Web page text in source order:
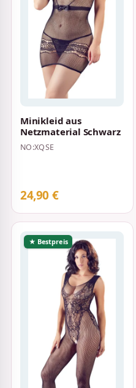
Minikleid aus
Netzmaterial Schwarz
NO:XQSE
24,90 €
★ Bestpreis